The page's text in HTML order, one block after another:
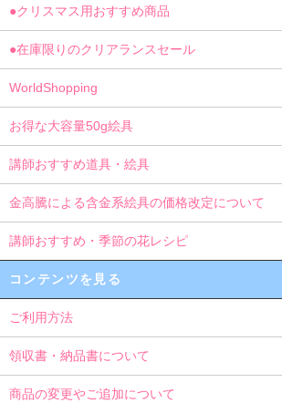
●クリスマス用おすすめ商品
●在庫限りのクリアランスセール
WorldShopping
お得な大容量50g絵具
講師おすすめ道具・絵具
金高騰による含金系絵具の価格改定について
講師おすすめ・季節の花レシピ
コンテンツを見る
ご利用方法
領収書・納品書について
商品の変更やご追加について